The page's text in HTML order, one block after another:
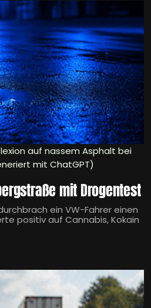
auf nassem Asphalt bei
mit ChatGPT)
mit Drogentest
ein VW-Fahrer einen
positiv auf Cannabis, Kokain